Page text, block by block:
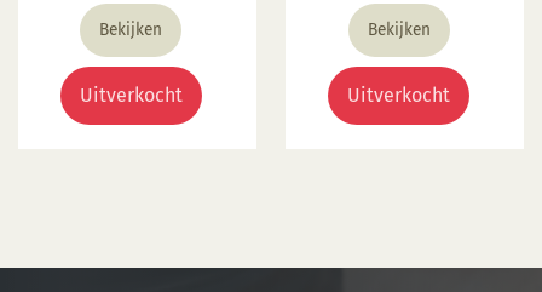
Bekijken
Uitverkocht
Bekijken
Uitverkocht